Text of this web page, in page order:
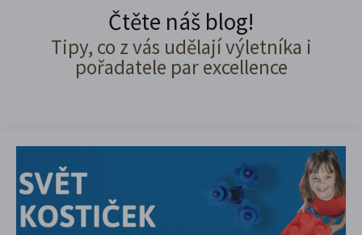
Čtěte náš blog!
Tipy, co z vás udělají výletníka i
pořadatele par excellence